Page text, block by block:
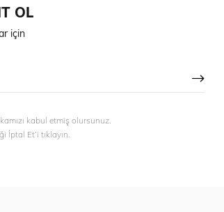
OL
için
kabul etmiş olursunuz.
İptal Et’i tıklayın.